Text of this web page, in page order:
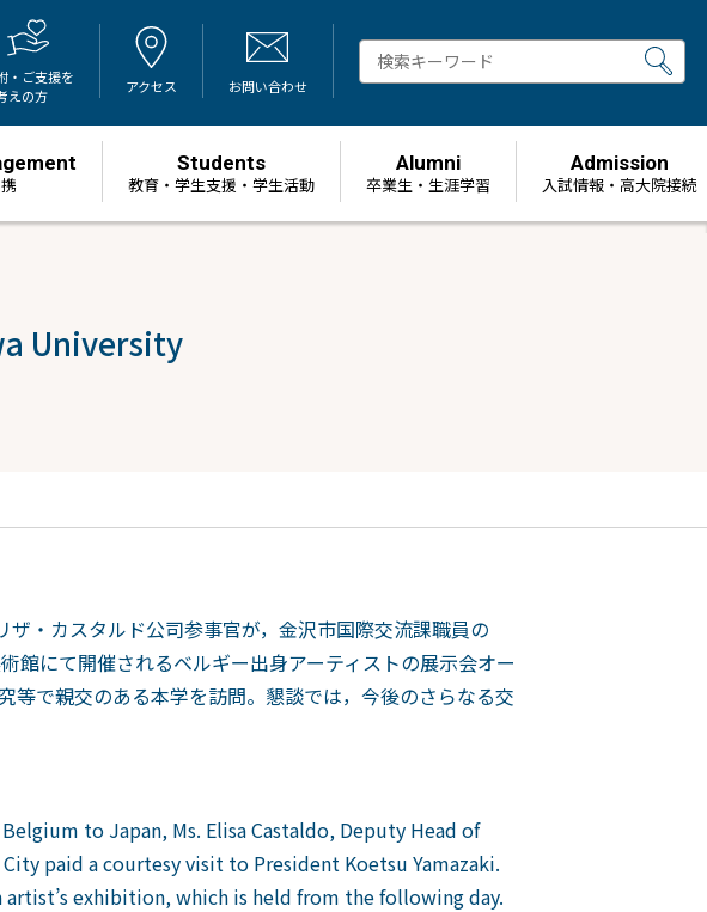
・ご支援を
えの方
アクセス お問い合わせ
Students
教育・学生支援・学生活動
Alumni
卒業生・生涯学習
Admission
⼊試情報・高大院接続
University
・カスタルド公司参事官が，金沢市国際交流課職員の
館にて開催されるベルギー出身アーティストの展示会オー
等で親交のある本学を訪問。懇談では，今後のさらなる交
to Japan, Ms. Elisa Castaldo, Deputy Head of
paid a courtesy visit to President Koetsu Yamazaki.
exhibition, which is held from the following day.